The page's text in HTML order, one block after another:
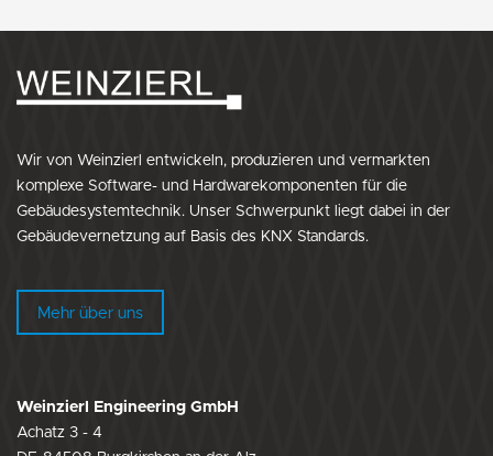
Weinzierl Engineering GmbH
Achatz 3 - 4
Wir von Weinzierl entwickeln, produzieren und vermarkten
komplexe Software- und Hardwarekomponenten für die
Gebäudesystemtechnik. Unser Schwerpunkt liegt dabei in der
Gebäudevernetzung auf Basis des KNX Standards.
Mehr über uns